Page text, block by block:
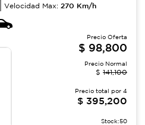
Velocidad Max: 270 Km/h
Precio Oferta
$ 98,800
Precio Normal
$ 141,100
Precio total por 4
$ 395,200
Stock:50